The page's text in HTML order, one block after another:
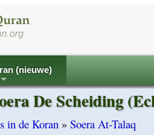
+
(nieuwe)
De Scheiding
in de Koran » Soera At-Talaq